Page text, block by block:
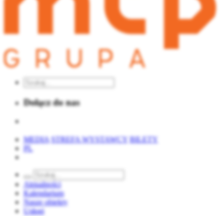
Dołącz do nas
MEDIA STREFA WYSTAWCY BILETY
PL
Aktualności
Kalendarium
Nasze obiekty
Usługi